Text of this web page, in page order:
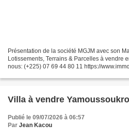
Présentation de la société MGJM ​​avec son
Lotissements, Terrains & Parcelles à vendre
nous: (+225) 07 69 44 80 11 https://
Villa à vendre
Publié le 09/07/2026 à 06:57
Par Jean Kacou